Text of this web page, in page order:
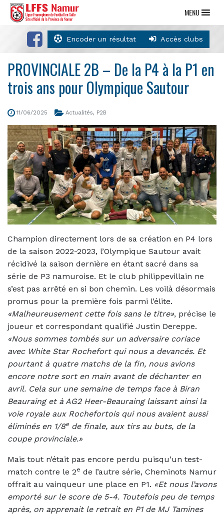
Encoder un résultat Accès clubs
MENU
PROVINCIALE 2B – De la P4 à la P1 en
trois ans pour Olympique Sautour
11/06/2025 Actualités, P2B
Champion directement lors de sa création en P4 lors
de la saison 2022-2023, l’Olympique Sautour avait
récidivé la saison dernière en étant sacré dans sa
série de P3 namuroise. Et le club philippevillain ne
s’est pas arrêté en si bon chemin. Les voilà désormais
promus pour la première fois parmi l’élite.
«Malheureusement cette fois sans le titre», précise le
joueur et correspondant qualifié Justin Dereppe.
«Nous sommes tombés sur un adversaire coriace
avec White Star Rochefort qui nous a devancés. Et
pourtant à quatre matchs de la fin, nous avions
encore notre sort en main avant de déchanter en
avril. Cela sur une semaine de temps face à Biran
Beauraing et à AG2 Heer-Beauraing laissant ainsi la
voie royale aux Rochefortois qui nous avaient aussi
éliminés en 1/8ede finale, aux tirs au buts, de la
coupe provinciale.»
Mais tout n’était pas encore perdu puisqu’un test-
match contre le 2e de l’autre série, Cheminots Namur
offrait au vainqueur une place en P1. «Et nous l’avons
emporté sur le score de 5-4. Toutefois peu de temps
après, on apprenait le retrait en P1 de MJ Tamines